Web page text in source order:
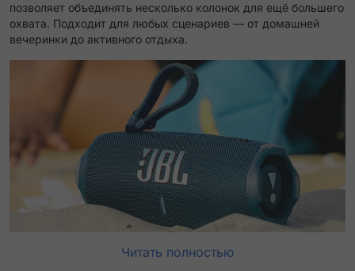
позволяет объединять несколько колонок для ещё большего
охвата. Подходит для любых сценариев — от домашней
вечеринки до активного отдыха.
Читать полностью